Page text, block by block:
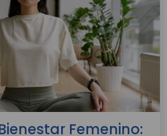
Femenino: